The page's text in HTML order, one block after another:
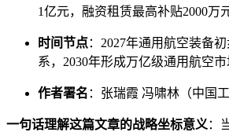
1亿元，融资租赁最高补贴2000万
时间节点：2027年通用航空装备
系，2030年形成万亿级通用航空市
作者署名 ：张瑞霞 冯啸林（中国工
一句话理解这篇文章的战略坐标意义 ：